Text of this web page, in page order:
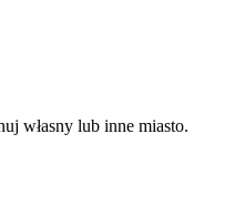
własny lub inne miasto.